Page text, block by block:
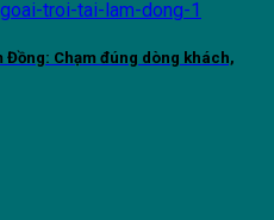
Chạm đúng dòng khách,